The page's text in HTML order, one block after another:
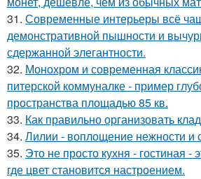
31. Современные интерьеры всё
демонстративной пышности и
сдержанной элегантности.
32. Монохром и современная
питерской коммуналке - пример
пространства площадью 85 кв.
33. Как правильно организовать
34. Лилии - воплощение нежности и
35. Это не просто кухня - гостиная -
где цвет становится настроением.